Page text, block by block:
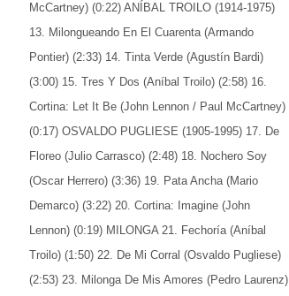
McCartney) (0:22) ANÍBAL TROILO (1914-1975)
13. Milongueando En El Cuarenta (Armando
Pontier) (2:33) 14. Tinta Verde (Agustín Bardi)
(3:00) 15. Tres Y Dos (Aníbal Troilo) (2:58) 16.
Cortina: Let It Be (John Lennon / Paul McCartney)
(0:17) OSVALDO PUGLIESE (1905-1995) 17. De
Floreo (Julio Carrasco) (2:48) 18. Nochero Soy
(Oscar Herrero) (3:36) 19. Pata Ancha (Mario
Demarco) (3:22) 20. Cortina: Imagine (John
Lennon) (0:19) MILONGA 21. Fechoría (Aníbal
Troilo) (1:50) 22. De Mi Corral (Osvaldo Pugliese)
(2:53) 23. Milonga De Mis Amores (Pedro Laurenz)